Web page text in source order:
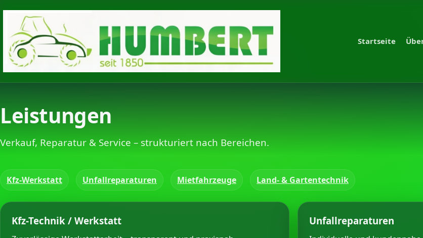
Startseite
Leistungen
Verkauf, Reparatur & Service – strukturiert nach Bereichen.
Kfz-Werkstatt Unfallreparaturen Mietfahrzeuge Land- & Gartentechnik
Kfz-Technik / Werkstatt Unfallreparaturen